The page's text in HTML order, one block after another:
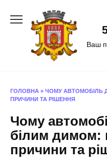
Ваш
ГОЛОВНА » ЧОМУ АВТОМОБІЛЬ
ПРИЧИНИ ТА РІШЕННЯ
Чому
білим димом:
причини та